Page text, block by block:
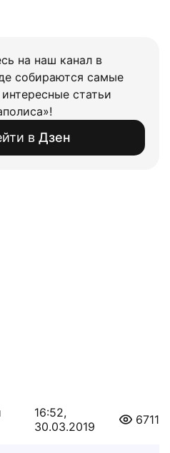
на наш канал в
собираются самые
статьи
в Дзен
16:52,
30.03.2019
6711